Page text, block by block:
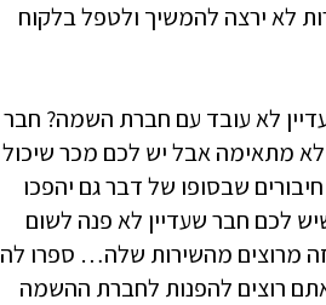
לא ירצה להמשיך ולטפל בלקוח
לא עובד עם חברת השמה? חבר
מתאימה אבל יש לכם מכר שיכול
שבסופו של דבר גם יהפכו
לכם חבר שעדיין לא פנה לשום
מרוצים מהשירות שלה… ספרו לה
רוצים להפנות לחברת ההשמה